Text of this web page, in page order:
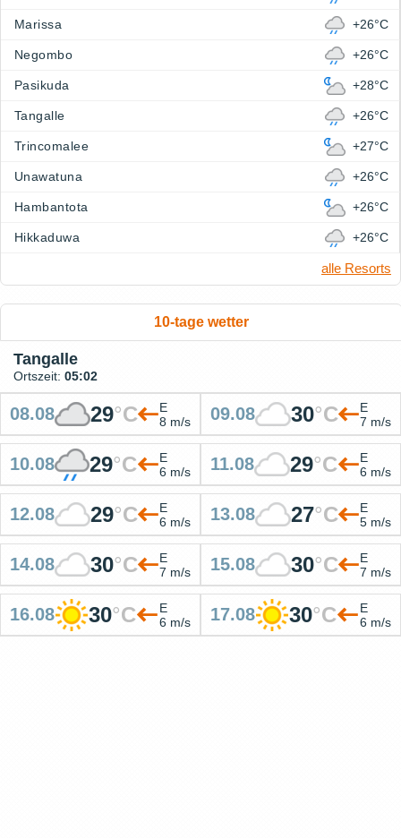
Marissa +26°C
Negombo +26°C
Pasikuda +28°C
Tangalle +26°C
Trincomalee +27°C
Unawatuna +26°C
Hambantota +26°C
Hikkaduwa +26°C
alle Resorts
10-tage wetter
Tangalle
Ortszeit: 05:02
08.08 29°C
E
8 m/s
09.08 30°C
E
7 m/s
10.08 29°C
E
6 m/s
11.08 29°C
E
6 m/s
12.08 29°C
E
6 m/s
13.08 27°C
E
5 m/s
14.08 30°C
E
7 m/s
15.08 30°C
E
7 m/s
16.08 30°C
E
6 m/s
17.08 30°C
E
6 m/s